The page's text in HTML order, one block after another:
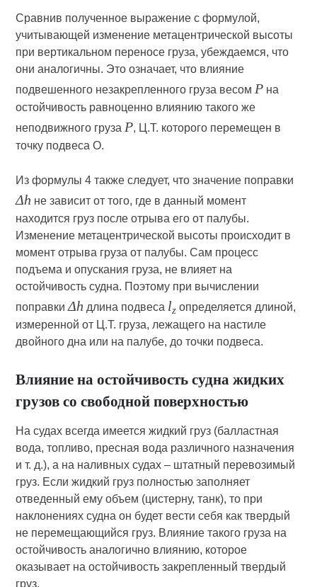
Сравнив полученное выражение с формулой,
учитывающей изменение метацентрической высоты
при вертикальном переносе груза, убеждаемся, что
они аналогичны. Это означает, что влияние
подвешенного незакрепленного груза весом P на
остойчивость равноценно влиянию такого же
неподвижного груза P, Ц.Т. которого перемещен в
точку подвеса О.
Из формулы 4 также следует, что значение поправки
Δh не зависит от того, где в данный момент
находится груз после отрыва его от палубы.
Изменение метацентрической высоты происходит в
момент отрыва груза от палубы. Сам процесс
подъема и опускания груза, не влияет на
остойчивость судна. Поэтому при вычислении
поправкиΔh длина подвеса lz определяется длиной,
измеренной от Ц.Т. груза, лежащего на настиле
двойного дна или на палубе, до точки подвеса.
Влияние на остойчивость судна жидких
грузов со свободной поверхностью
На судах всегда имеется жидкий груз (балластная
вода, топливо, пресная вода различного назначения
и т. д.), а на наливных судах – штатный перевозимый
груз. Если жидкий груз полностью заполняет
отведенный ему объем (цистерну, танк), то при
наклонениях судна он будет вести себя как твердый
не перемещающийся груз. Влияние такого груза на
остойчивость аналогично влиянию, которое
оказывает на остойчивость закрепленный твердый
груз.